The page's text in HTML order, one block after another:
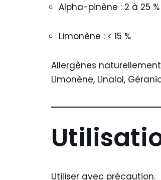
Alpha-pinène : 2 à 25 %
Limonène : < 15 %
Allergènes
Limonène, Linalol,
Utiliser avec précaution.